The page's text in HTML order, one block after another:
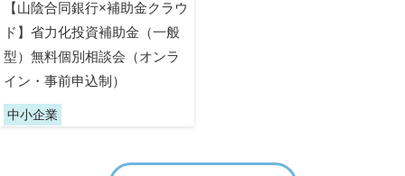
【山陰合同銀行×補助金クラウ
ド】省力化投資補助金（一般
型）無料個別相談会（オンラ
イン・事前申込制）
中小企業